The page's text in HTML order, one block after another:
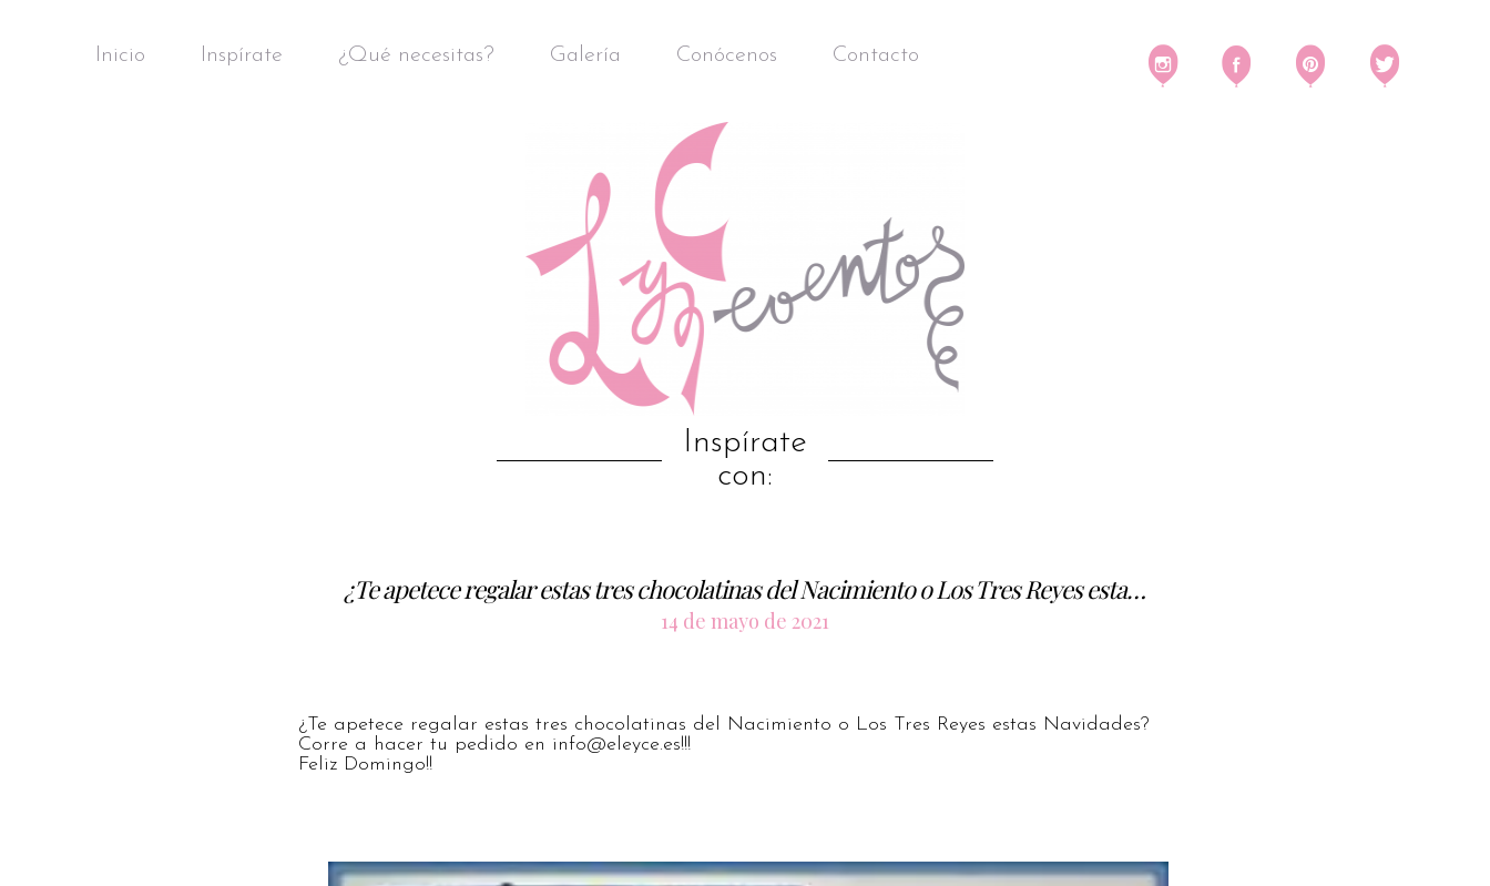
Inicio Inspírate ¿Qué necesitas? Galería Conócenos Contacto
Inspírate
con:
¿Te apetece regalar estas tres chocolatinas del Nacimiento o Los Tres Reyes esta…
14 de mayo de 2021
¿Te apetece regalar estas tres chocolatinas del Nacimiento o Los Tres Reyes estas Navidades?
Corre a hacer tu pedido en info@eleyce.es!!!
Feliz Domingo!!